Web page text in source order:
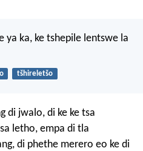
ya ka, ke tshepile lentswe la
tšhireletšo
di jwalo, di ke ke tsa
letho, empa di tla
di phethe merero eo ke di